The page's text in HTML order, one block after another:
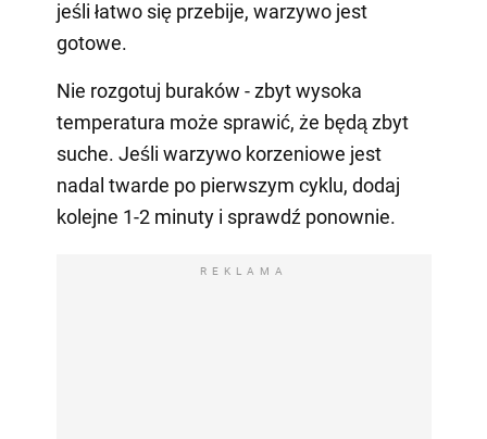
jeśli łatwo się przebije, warzywo jest
gotowe.
Nie rozgotuj buraków - zbyt wysoka
temperatura może sprawić, że będą zbyt
suche. Jeśli warzywo korzeniowe jest
nadal twarde po pierwszym cyklu, dodaj
kolejne 1-2 minuty i sprawdź ponownie.
REKLAMA